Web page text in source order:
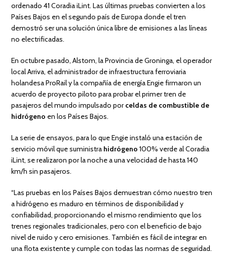
ordenado 41 Coradia iLint. Las últimas pruebas convierten a los
Países Bajos en el segundo país de Europa donde el tren
demostró ser una solución única libre de emisiones a las líneas
no electrificadas.
En octubre pasado, Alstom, la Provincia de Groninga, el operador
local Arriva, el administrador de infraestructura ferroviaria
holandesa ProRail y la compañía de energía Engie firmaron un
acuerdo de proyecto piloto para probar el primer tren de
pasajeros del mundo impulsado porceldas de combustible de
hidrógeno en los Países Bajos.
La serie de ensayos, para lo que Engie instaló una estación de
servicio móvil que suministra hidrógeno100% verde al Coradia
iLint, se realizaron por la noche a una velocidad de hasta 140
km/h sin pasajeros.
“Las pruebas en los Países Bajos demuestran cómo nuestro tren
a hidrógeno es maduro en términos de disponibilidad y
confiabilidad, proporcionando el mismo rendimiento que los
trenes regionales tradicionales, pero con el beneficio de bajo
nivel de ruido y cero emisiones. También es fácil de integrar en
una flota existente y cumple con todas las normas de seguridad.